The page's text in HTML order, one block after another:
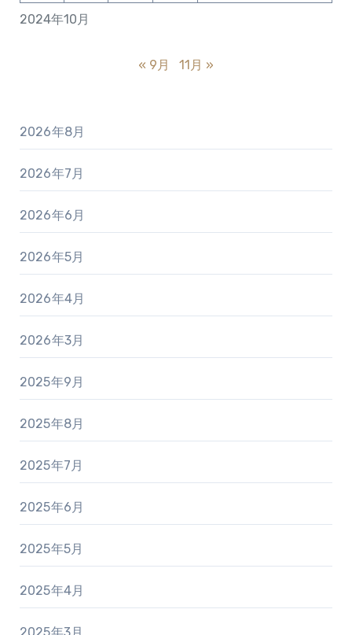
2024年10月
« 9月 11月 »
2026年8月
2026年7月
2026年6月
2026年5月
2026年4月
2026年3月
2025年9月
2025年8月
2025年7月
2025年6月
2025年5月
2025年4月